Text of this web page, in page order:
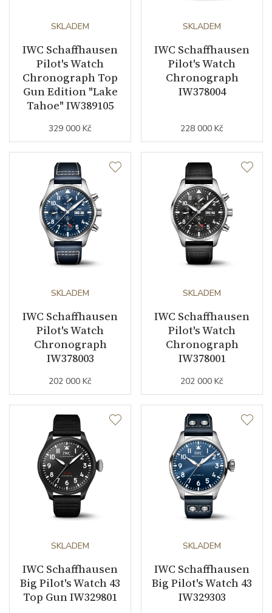
Rezerva chodu strojku
Kalibr strojku automatický nátah
Kameny strojku
Počet komponentů strojku
Kyvy strojku
Datumovka
Sekundová ručka
Barva číselníku zelená
Indexy číselníku arabské číslice
Řemínek / Spona
Materiál řemínku
Barva řemínku
Šířka řemínku (nožky/spona)
Materiál spony nerezová ocel
Modelová řada Pilot's Watches
SKLADEM
IWC Schaffhausen
Pilot's Watch
Chronograph Top
Gun Edition "Lake
Tahoe" IW389105
329 000 Kč
SKLADEM
IWC Schaffhausen
Pilot's Watch
Chronograph
IW378004
228 000 Kč
SKLADEM
IWC Schaffhausen
Pilot's Watch
Chronograph
IW378003
202 000 Kč
SKLADEM
IWC Schaffhausen
Pilot's Watch
Chronograph
IW378001
202 000 Kč
SKLADEM
IWC Schaffhausen
Big Pilot's Watch 43
Top Gun IW329801
SKLADEM
IWC Schaffhausen
Big Pilot's Watch 43
IW329303